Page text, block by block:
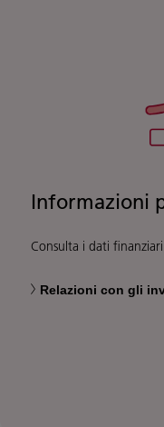
Informazioni
Consulta i dati
Relazioni con gli